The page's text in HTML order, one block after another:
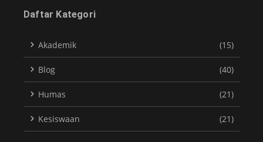
Daftar Kategori
Akademik (15)
Blog (40)
Humas (21)
Kesiswaan (21)